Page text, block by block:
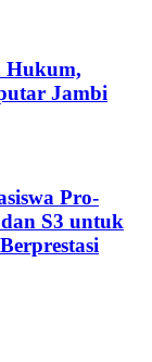
Hukum,
Jambi
Pro-
S3 untuk